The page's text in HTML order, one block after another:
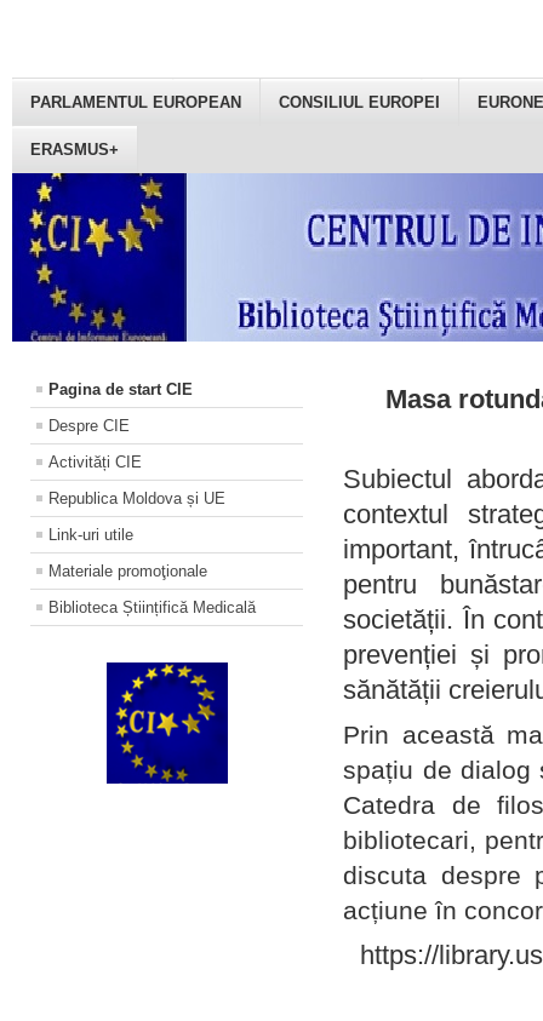
PARLAMENTUL EUROPEAN CONSILIUL EUROPEI
ERASMUS+
Pagina de start CIE
Despre CIE
Activități CIE
Republica Moldova și UE
Link-uri utile
Materiale promoţionale
Biblioteca Științifică Medicală
Masa
Subiectul
contextul
important,
pentru
societății. În
prevenției și
sănătății
Prin această
spațiu de dialog
Catedra de
bibliotecari,
discuta despre
acțiune în
https://